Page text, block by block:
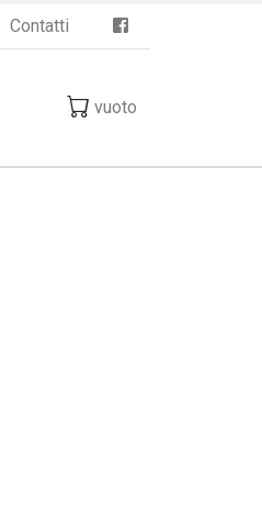
Contatti
vuoto